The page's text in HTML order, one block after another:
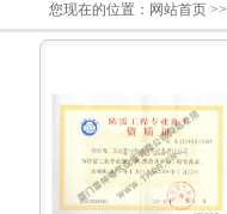
您现在的位置：网站首页 >>